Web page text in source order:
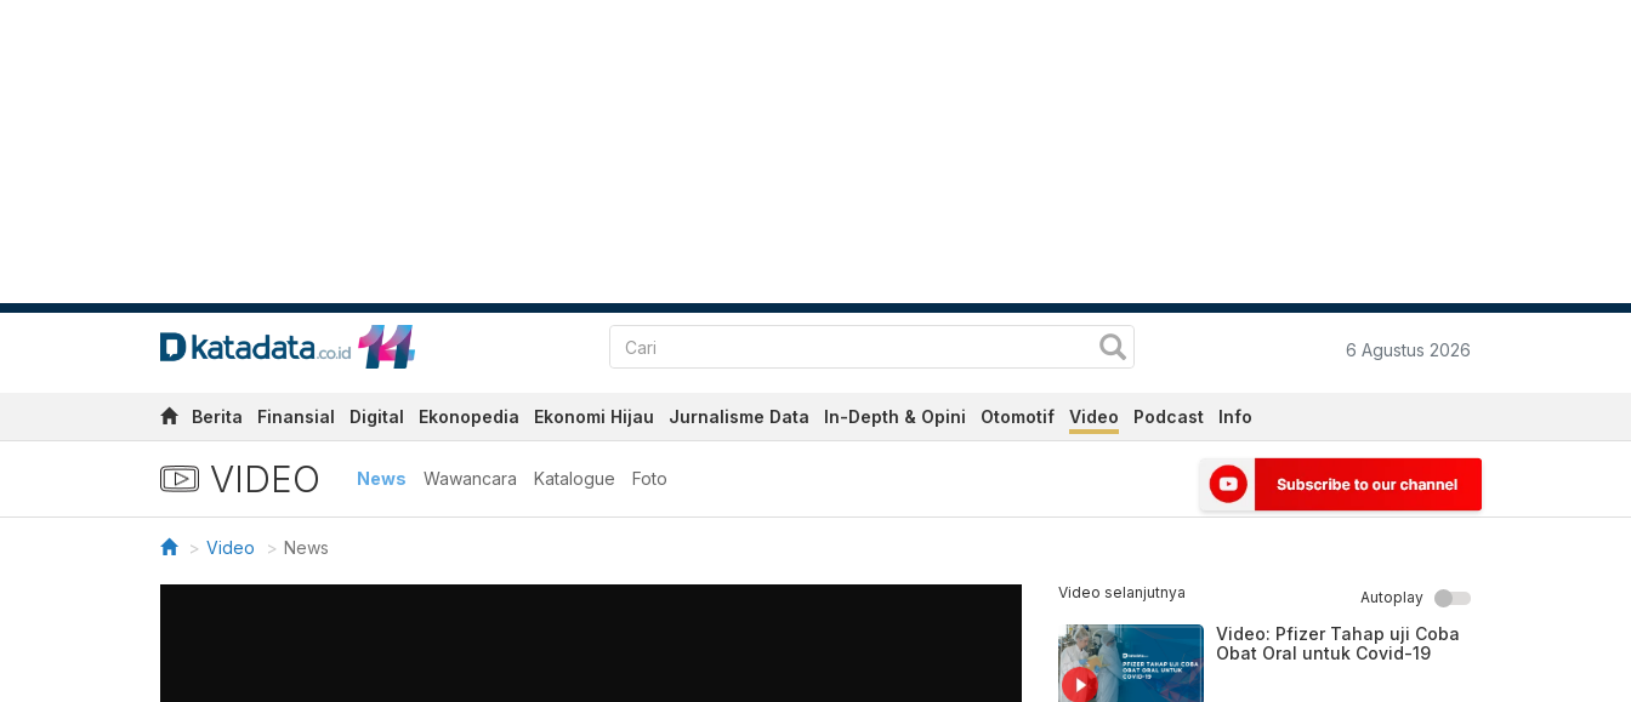
6 Agustus 2026
Berita Finansial Digital Ekonopedia Ekonomi Hijau Jurnalisme Data In-Depth & Opini Otomotif Video Podcast Info
VIDEO News Wawancara Katalogue Foto
Video News
Video selanjutnya Autoplay
Video: Pfizer Tahap uji Coba
Obat Oral untuk Covid-19